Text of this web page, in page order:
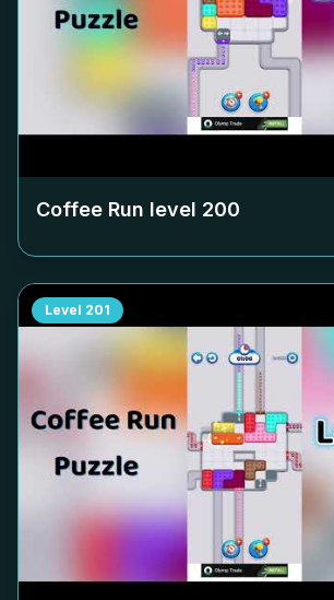
Coffee Run level 200
Level 201